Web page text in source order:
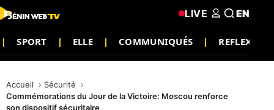
SPORT ELLE COMMUNIQUÉS REFLEXION
LIVE EN
Accueil
Sécurité
Commémorations du Jour de la Victoire: Moscou renforce
son dispositif sécuritaire